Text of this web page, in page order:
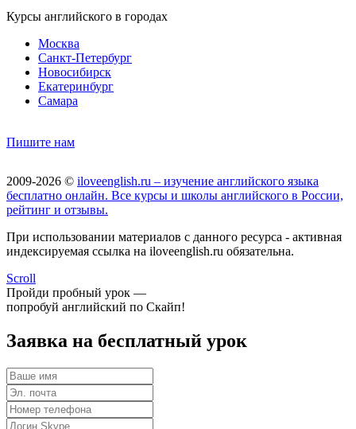
Курсы английского в городах
Москва
Санкт-Петербург
Новосибирск
Екатеринбург
Самара
Пишите нам
2009-2026 © iloveenglish.ru – изучение английского языка
бесплатно онлайн. Все курсы и школы английского в России,
рейтинг и отзывы.
При использовании материалов с данного ресурса - активная
индексируемая ссылка на iloveenglish.ru обязательна.
Scroll
Пройди пробный урок —
попробуй английский по Скайп!
Заявка на бесплатный урок